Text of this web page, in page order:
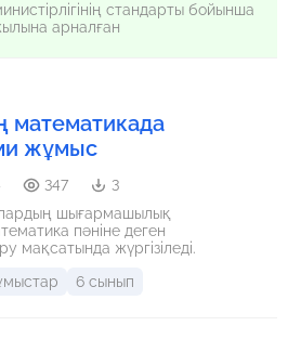
стандарты бойынша
арналған
математикада
жұмыс
347
3
шығармашылық
пәніне деген
мақсатында жүргізіледі.
6 сынып